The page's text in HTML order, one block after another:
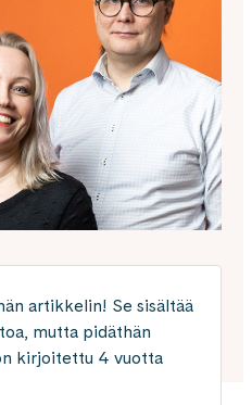
artikkelin! Se sisältää
mutta pidäthän
kirjoitettu 4 vuotta